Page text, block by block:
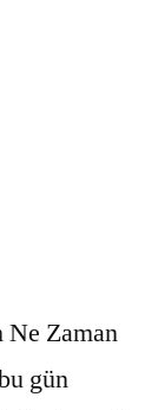
Zaman
gün